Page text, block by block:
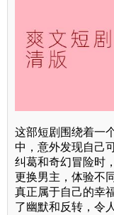
这部短剧围绕着一
中，意外发现自己
纠葛和奇幻冒险时
更换男主，体验不
真正属于自己的幸
了幽默和反转，令